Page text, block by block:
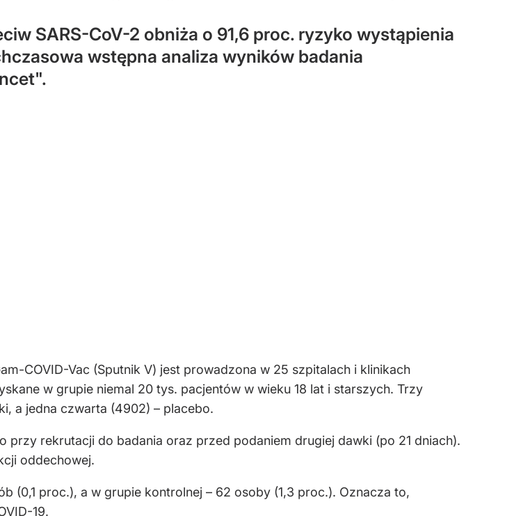
SARS-CoV-2 obniża o 91,6 proc. ryzyko wystąpienia
wstępna analiza wyników badania
COVID-Vac (Sputnik V) jest prowadzona w 25 szpitalach i klinikach
w grupie niemal 20 tys. pacjentów w wieku 18 lat i starszych. Trzy
a jedna czwarta (4902) – placebo.
przy rekrutacji do badania oraz przed podaniem drugiej dawki (po 21 dniach).
oddechowej.
(0,1 proc.), a w grupie kontrolnej – 62 osoby (1,3 proc.). Oznacza to,
19.